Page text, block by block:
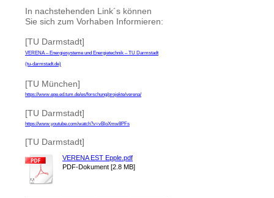
In nachstehenden Link´s können
Sie sich zum Vorhaben Informieren:
[TU Darmstadt]
VERENA – Energiesysteme und Energietechnik – TU Darmstadt
(tu-darmstadt.de)
[TU München]
https://www.epe.ed.tum.de/es/forschung/projekte/verena/
[TU Darmstadt]
https://www.youtube.com/watch?v=vBloXmw8PFs
[TU Darmstadt]
VERENA EST Epple.pdf
PDF-Dokument [2.8 MB]